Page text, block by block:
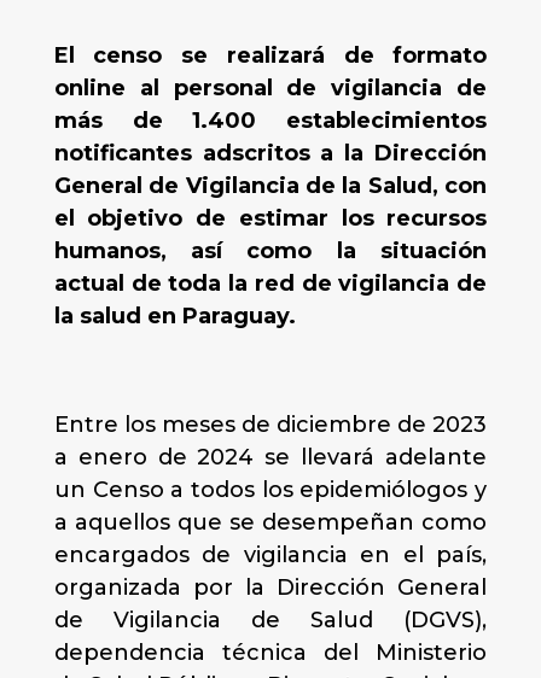
El censo se realizará de formato
online al personal de vigilancia de
más de 1.400 establecimientos
notificantes adscritos a la Dirección
General de Vigilancia de la Salud, con
el objetivo de estimar los recursos
humanos, así como la situación
actual de toda la red de vigilancia de
la salud en Paraguay.
Entre los meses de diciembre de 2023
a enero de 2024 se llevará adelante
un Censo a todos los epidemiólogos y
a aquellos que se desempeñan como
encargados de vigilancia en el país,
organizada por la Dirección General
de Vigilancia de Salud (DGVS),
dependencia técnica del Ministerio